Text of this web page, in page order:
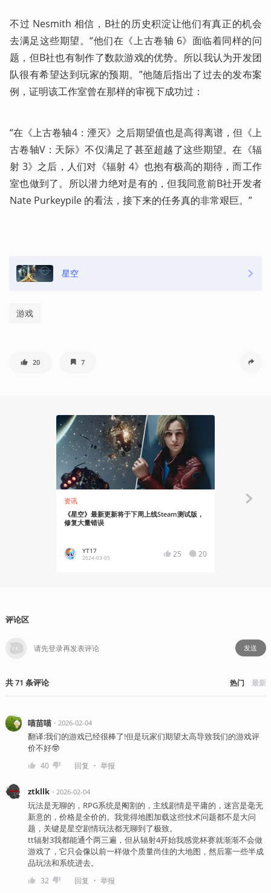
不过 Nesmith 相信，B社的历史积淀让他们有真正的机会
去满足这些期望。“他们在《上古卷轴 6》面临着同样的问
题，但B社也有制作了数款游戏的优势。所以我认为开发团
队很有希望达到玩家的预期。”他随后指出了过去的发布案
例，证明该工作室曾在那样的审视下成功过：
“在《上古卷轴4：湮灭》之后期望值也是高得离谱，但《上
古卷轴V：天际》不仅满足了甚至超越了这些期望。在《辐
射 3》之后，人们对《辐射 4》也抱有极高的期待，而工作
室也做到了。所以潜力绝对是有的，但我同意前B社开发者
Nate Purkeypile 的看法，接下来的任务真的非常艰巨。”
星空
游戏
20 7
资讯
《星空》最新更新将于下周上线Steam测试版，
修复大量错误
YT17
2024-03-05 25 20
有感而发
评论区
发送
共71 条评论 热门 最新
喵苗喵・ 2026-02-04
翻译:我们的游戏已经很棒了!但是玩家们期望太高导致我们的游戏评
价不好🤓
40 回复 ・ 举报
ztkllk・ 2026-02-04
玩法是无聊的，RPG系统是阉割的，主线剧情是平庸的，迷宫是毫无
新意的，价格是全价的。我觉得地图加载这些技术问题都不是大问
题，关键是星空剧情玩法都无聊到了极致。
tt辐射3我都能通个两三遍，但从辐射4开始我感觉杯赛就渐渐不会做
游戏了，它只会像以前一样做个质量尚佳的大地图，然后塞一些半成
品玩法和系统进去。
32 回复 ・ 举报